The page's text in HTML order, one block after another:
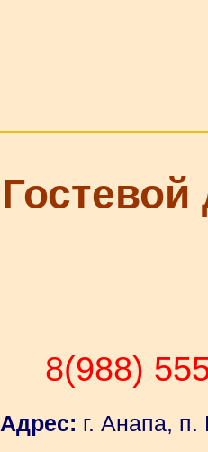
8(988)
Адрес: г. Анапа,